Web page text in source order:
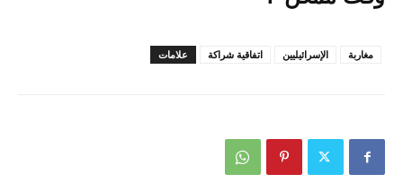
علامات اتفاقية شراكة الإسرائيليين مغاربة